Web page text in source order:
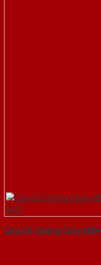
Cửa Gỗ Chống Cháy